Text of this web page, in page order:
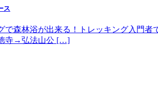
ス
森林浴が出来る！トレッキング入門
寺→弘法山公 […]